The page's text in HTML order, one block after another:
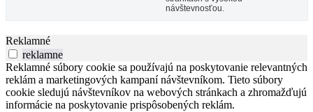
návštevnosťou.
Reklamné
reklamne
Reklamné súbory cookie sa používajú na poskytovanie relevantných
reklám a marketingových kampaní návštevníkom. Tieto súbory
cookie sledujú návštevníkov na webových stránkach a zhromažďujú
informácie na poskytovanie prispôsobených reklám.